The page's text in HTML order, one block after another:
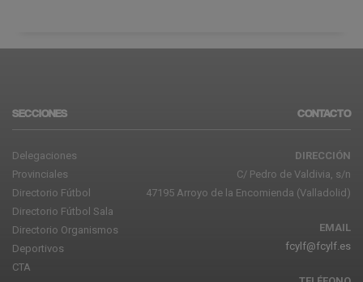
SECCIONES
Delegaciones
Provinciales
Directorio Fútbol
Directorio Fútbol Sala
Directorio Organismos
Deportivos
CTA
CONTACTO
DIRECCIÓN
C/ Pedro de Valdivia, s/n
47195 Arroyo de la Encomienda (Valladolid)
EMAIL
fcylf@fcylf.es